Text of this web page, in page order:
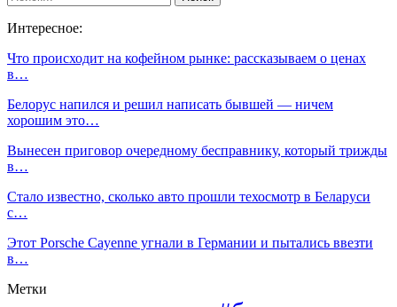
Интересное:
Что происходит на кофейном рынке: рассказываем о ценах
в…
Белорус напился и решил написать бывшей — ничем
хорошим это…
Вынесен приговор очередному бесправнику, который трижды
в…
Стало известно, сколько авто прошли техосмотр в Беларуси
с…
Этот Porsche Cayenne угнали в Германии и пытались ввезти
в…
Метки